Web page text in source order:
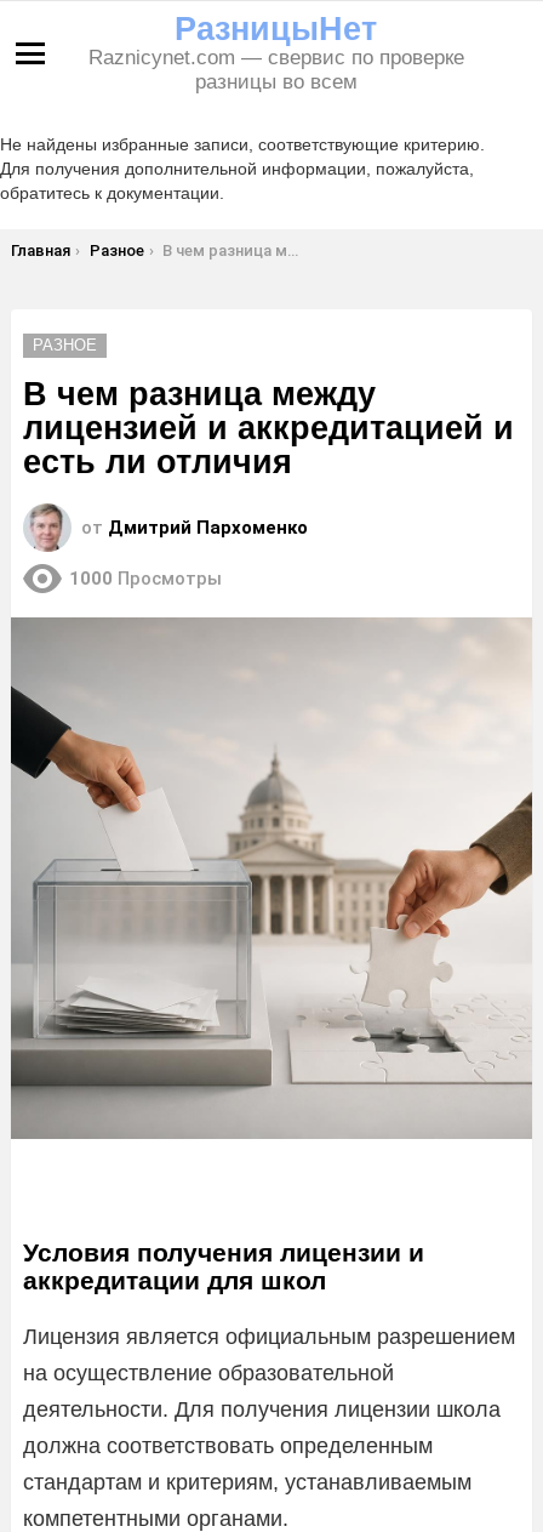
РазницыНет
Raznicynet.com — свервис по проверке
разницы во всем
Не найдены избранные записи, соответствующие критерию.
Для получения дополнительной информации, пожалуйста,
обратитесь к документации.
Вы здесь:
Главная Разное В чем разница между лицензией и аккредитацией и есть ли отличия
РАЗНОЕ
В чем разница между
лицензией и аккредитацией и
есть ли отличия
от Дмитрий Пархоменко
1000 Просмотры
Условия получения лицензии и
аккредитации для школ
Лицензия является официальным разрешением
на осуществление образовательной
деятельности. Для получения лицензии школа
должна соответствовать определенным
стандартам и критериям, устанавливаемым
компетентными органами.